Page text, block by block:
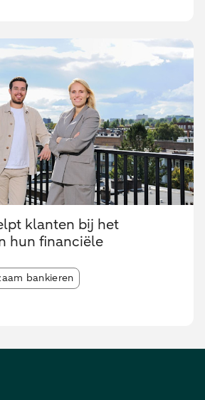
klanten bij het
hun financiële
bankieren